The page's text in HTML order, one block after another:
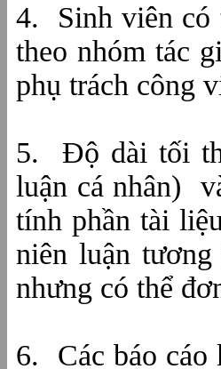
4.
Sinh viên có
theo nhóm tác
phụ trách công
5.
Độ dài tối
luận cá nhân)
tính phần tài
niên luận
nhưng có thể
6. Các báo